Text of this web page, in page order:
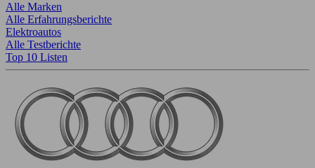
Alle Marken
Alle Erfahrungsberichte
Elektroautos
Alle Testberichte
Top 10 Listen